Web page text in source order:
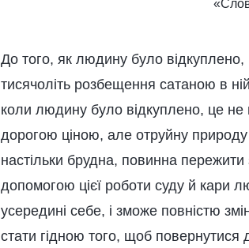
До того, як людину було відкуплено,
тисячоліть розбещення сатаною в
коли людину було відкуплено, це
дорогою ціною, але отруйну
настільки брудна, повинна
допомогою цієї роботи суду й кари
усередині себе, і зможе повністю
стати гідною того, щоб